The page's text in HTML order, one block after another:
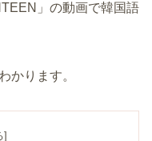
」の動画で韓国語
かります。